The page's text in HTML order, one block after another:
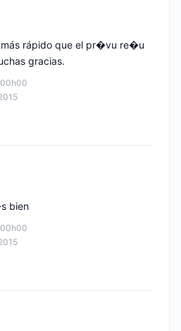
rápido que el pr�vu re�u
gracias.
bien